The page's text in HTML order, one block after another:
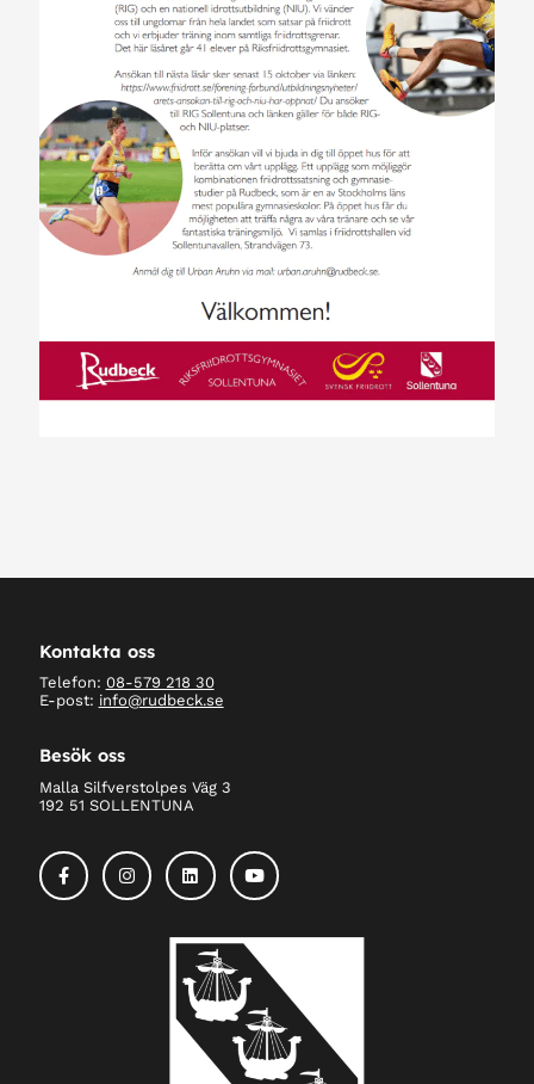
Kontakta oss
Telefon: 08-579 218 30
E-post: info@rudbeck.se
Besök oss
Malla Silfverstolpes Väg 3
192 51 SOLLENTUNA